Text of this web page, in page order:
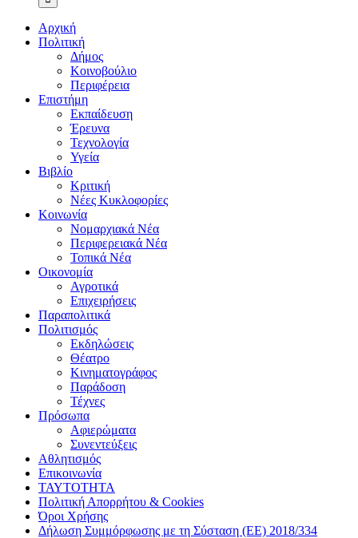
Αρχική
Πολιτική
Δήμος
Κοινοβούλιο
Περιφέρεια
Επιστήμη
Εκπαίδευση
Έρευνα
Τεχνολογία
Υγεία
Βιβλίο
Κριτική
Νέες Κυκλοφορίες
Κοινωνία
Νομαρχιακά Νέα
Περιφερειακά Νέα
Τοπικά Νέα
Οικονομία
Αγροτικά
Επιχειρήσεις
Παραπολιτικά
Πολιτισμός
Εκδηλώσεις
Θέατρο
Κινηματογράφος
Παράδοση
Τέχνες
Πρόσωπα
Αφιερώματα
Συνεντεύξεις
Αθλητισμός
Επικοινωνία
ΤΑΥΤΟΤΗΤΑ
Πολιτική Απορρήτου & Cookies
Όροι Χρήσης
Δήλωση Συμμόρφωσης με τη Σύσταση (ΕΕ) 2018/334